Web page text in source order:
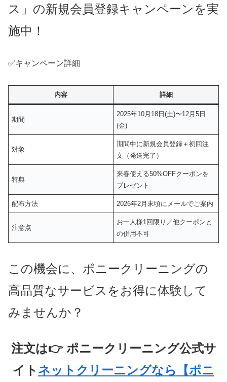
ス」の新規会員登録キャンペーンを実
施中！
✅キャンペーン詳細
内容 詳細
期間
2025年10月18日(土)〜12月5日
(金)
対象
期間中に新規会員登録＋初回注
文（発送完了）
特典
来春使える50%OFFクーポンを
プレゼント
配布方法 2026年2月末頃にメールでご案内
注意点
お一人様1回限り／他クーポンと
の併用不可
この機会に、ポニークリーニングの
高品質なサービスをお得に体験して
みませんか？
注文は👉 ポニークリーニング公式サ
イト ネットクリーニングなら【ポニ